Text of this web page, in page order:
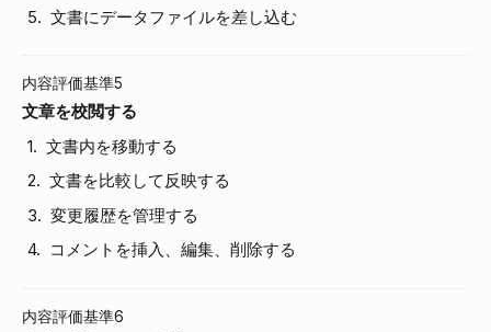
文書にデータファイルを差し込む
内容評価基準5
文章を校閲する
文書内を移動する
文書を比較して反映する
変更履歴を管理する
コメントを挿入、編集、削除する
内容評価基準6